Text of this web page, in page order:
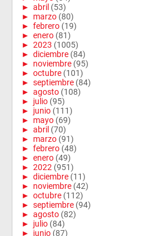
► abril (53)
► marzo (80)
► febrero (19)
► enero (81)
► 2023 (1005)
► diciembre (84)
► noviembre (95)
► octubre (101)
► septiembre (84)
► agosto (108)
► julio (95)
► junio (111)
► mayo (69)
► abril (70)
► marzo (91)
► febrero (48)
► enero (49)
► 2022 (951)
► diciembre (11)
► noviembre (42)
► octubre (112)
► septiembre (94)
► agosto (82)
► julio (84)
► junio (87)